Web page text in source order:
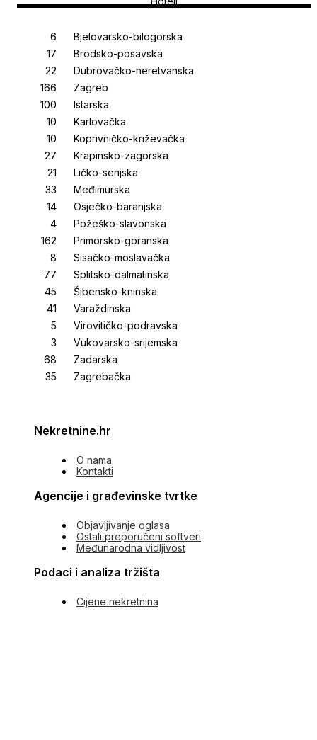
Bjelovarsko-bilogorska
Brodsko-posavska
Dubrovačko-neretvanska
Zagreb
Istarska
Karlovačka
Koprivničko-križevačka
Krapinsko-zagorska
Ličko-senjska
Međimurska
Osječko-baranjska
Požeško-slavonska
Primorsko-goranska
Sisačko-moslavačka
Splitsko-dalmatinska
Šibensko-kninska
Varaždinska
Virovitičko-podravska
Vukovarsko-srijemska
Zadarska
Zagrebačka
Nekretnine.hr
O nama
Kontakti
Agencije i građevinske tvrtke
Objavljivanje oglasa
Ostali preporučeni softveri
Međunarodna vidljivost
Podaci i analiza tržišta
Cijene nekretnina